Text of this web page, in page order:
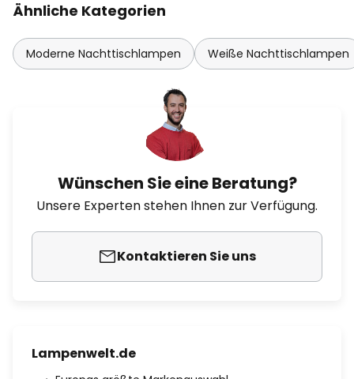
Ähnliche Kategorien
Moderne Nachttischlampen Weiße Nachttischlampen
Wünschen Sie eine Beratung?
Unsere Experten stehen Ihnen zur Verfügung.
Kontaktieren Sie uns
Lampenwelt.de